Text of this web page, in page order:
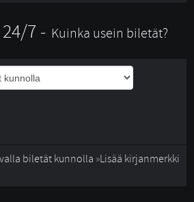
7 - Kuinka usein biletät?
Lisää kirjanmerkki
biletät kunnolla »